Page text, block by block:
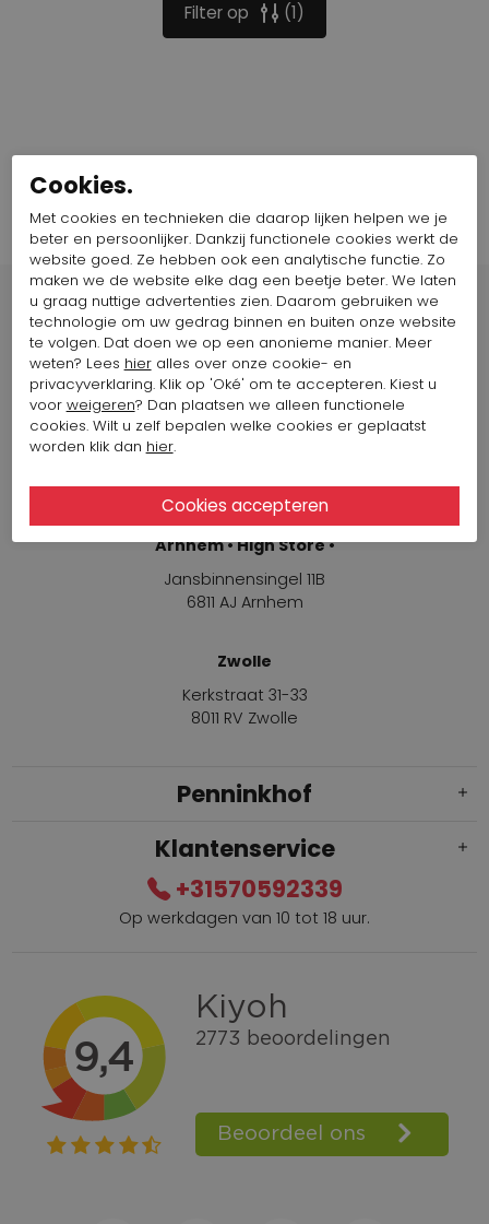
Filter op 1
Winkels
Arnhem
6811 AJ Arnhem
Arnhem • High Store •
Jansbinnensingel 11B
6811 AJ Arnhem
Zwolle
Kerkstraat 31-33
8011 RV Zwolle
Penninkhof
Gratis verzending vanaf € 100,=
Bel +31570592339
Spaarpunten
Shop the Look
Telefonisch bestellen ook mogelijk
Klantenservice
+31570592339
Op werkdagen van 10 tot 18 uur.
Cookies.
Met cookies en technieken die daarop lijken helpen we je
beter en persoonlijker. Dankzij functionele cookies werkt de
website goed. Ze hebben ook een analytische functie. Zo
maken we de website elke dag een beetje beter. We laten
u graag nuttige advertenties zien. Daarom gebruiken we
technologie om uw gedrag binnen en buiten onze website
te volgen. Dat doen we op een anonieme manier. Meer
weten? Lees hieralles over onze cookie- en
privacyverklaring. Klik op 'Oké' om te accepteren. Kiest u
voor weigeren? Dan plaatsen we alleen functionele
cookies. Wilt u zelf bepalen welke cookies er geplaatst
worden klik dan hier.